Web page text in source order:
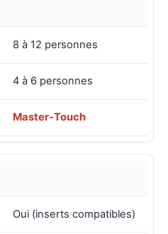
8 à 12 personnes
4 à 6 personnes
Master-Touch
Oui (inserts compatibles)